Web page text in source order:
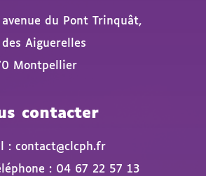
du Pont Trinquât,
des Aiguerelles
Montpellier
contacter
: contact@clcph.fr
: 04 67 22 57 13